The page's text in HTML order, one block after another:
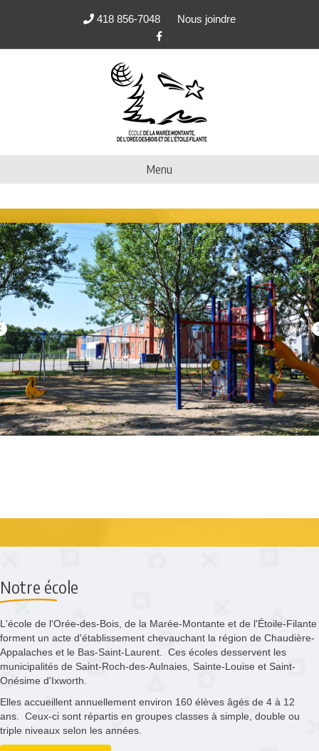
418 856-7048
Nous joindre
Facebook
Menu
Notre école
L'école de l'Orée-des-Bois, de la Marée-Montante et de l'Étoile-Filante
forment un acte d'établissement chevauchant la région de Chaudière-
Appalaches et le Bas-Saint-Laurent. Ces écoles desservent les
municipalités de Saint-Roch-des-Aulnaies, Sainte-Louise et Saint-
Onésime d'Ixworth.
Elles accueillent annuellement environ 160 élèves âgés de 4 à 12
ans. Ceux-ci sont répartis en groupes classes à simple, double ou
triple niveaux selon les années.